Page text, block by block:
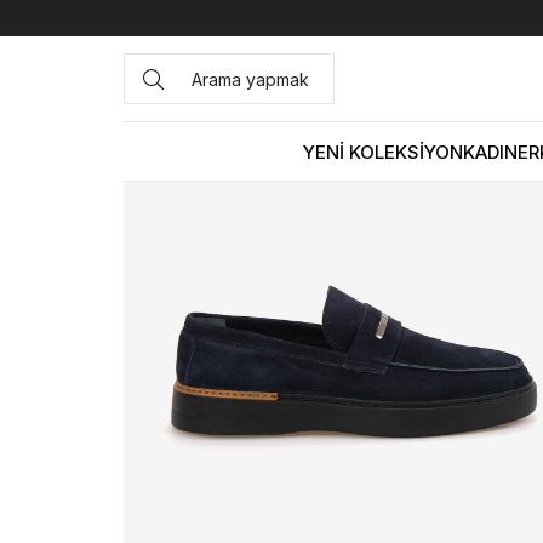
YENİ KOLEKSİYONKADIN
Anasayfa ERKEK AYAKKABI Spor&Sneaker